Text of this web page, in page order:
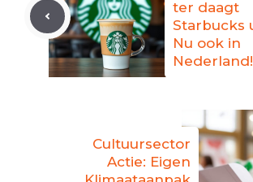
ter daagt
Starbucks
Nu ook in
Nederland!
Cultuursector
Actie: Eigen